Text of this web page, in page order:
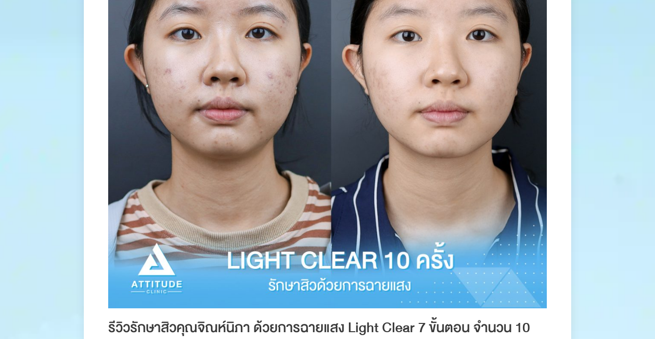
รีวิวรักษาสิวคุณจิณห์นิภา ด้วยการฉายแสง Light Clear 7 ขั้นตอน จำนวน 10